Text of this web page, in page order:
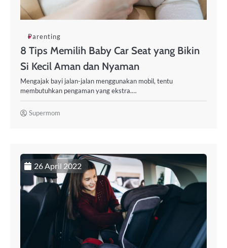
Parenting
8 Tips Memilih Baby Car Seat yang Bikin
Si Kecil Aman dan Nyaman
Mengajak bayi jalan-jalan menggunakan mobil, tentu
membutuhkan pengaman yang ekstra.…
Supermom
26 April 2022